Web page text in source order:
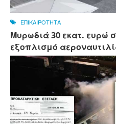
ΕΠΙΚΑΙΡΟΤΗΤΑ
Μυρωδιά 30 εκατ. ευρώ
εξοπλισμό